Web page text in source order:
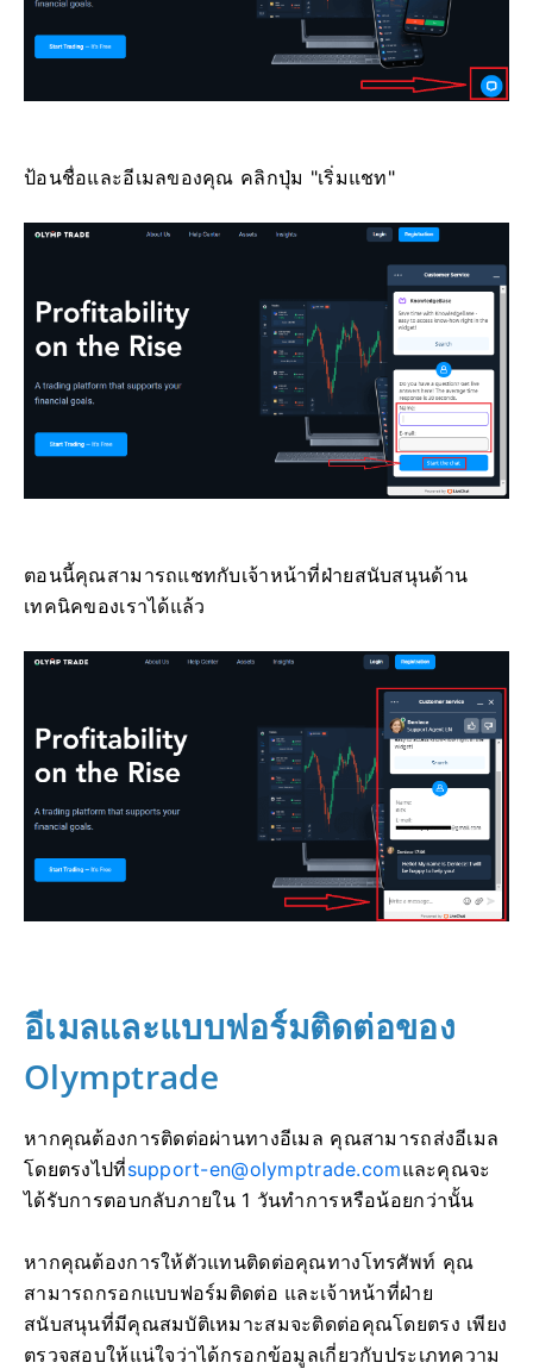
ป้อนชื่อและอีเมลของคุณ คลิกปุ่ม "เริ่มแชท"
ตอนนี้คุณสามารถแชทกับเจ้าหน้าที่ฝ่ายสนับสนุนด้าน
เทคนิคของเราได้แล้ว
อีเมลและแบบฟอร์มติดต่อของ
Olymptrade
หากคุณต้องการติดต่อผ่านทางอีเมล คุณสามารถส่งอีเมล
โดยตรงไปที่support-en@olymptrade.comและคุณจะ
ได้รับการตอบกลับภายใน 1 วันทำการหรือน้อยกว่านั้น
หากคุณต้องการให้ตัวแทนติดต่อคุณทางโทรศัพท์ คุณ
สามารถกรอกแบบฟอร์มติดต่อ และเจ้าหน้าที่ฝ่าย
สนับสนุนที่มีคุณสมบัติเหมาะสมจะติดต่อคุณโดยตรง เพียง
ตรวจสอบให้แน่ใจว่าได้กรอกข้อมูลเกี่ยวกับประเภทความ